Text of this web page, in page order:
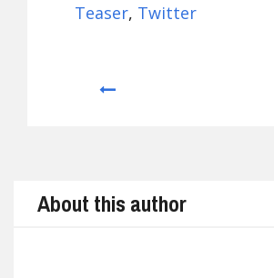
Teaser, Twitter
About this author